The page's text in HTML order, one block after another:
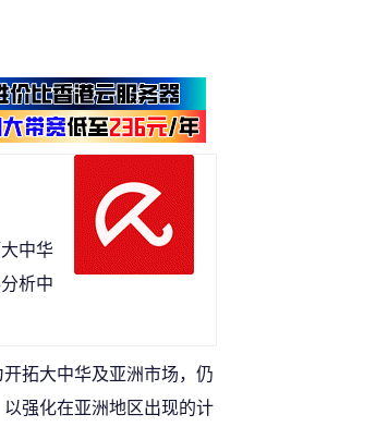
中华
析中
拓大中华及亚洲市场，仍
强化在亚洲地区出现的计